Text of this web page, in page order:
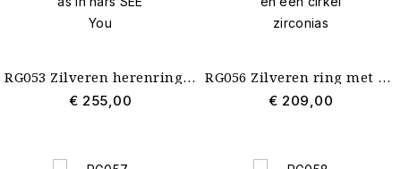
RG053 Zilveren herenring met as in hars SEE You
€ 255,00
RG056 Zilveren ring met as in hars en een cirkel zirconias
€ 209,00